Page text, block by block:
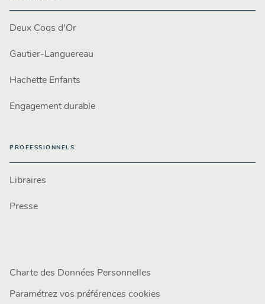
Deux Coqs d'Or
Gautier-Languereau
Hachette Enfants
Engagement durable
PROFESSIONNELS
Libraires
Presse
Charte des Données Personnelles
Paramétrez vos préférences cookies